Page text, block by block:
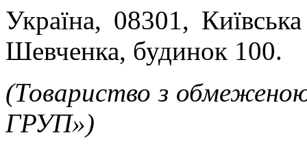
Україна, 08301,
Шевченка, будинок 100.
(Товариство з
ГРУП»)